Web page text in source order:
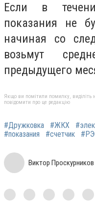
Если в
показания не
начиная со
возьмут
предыдущего
Якщо ви помітили помилку, виділіть
повідомити про це редакцію
#Дружковка #ЖКХ
#показания
#счетчик
Виктор Проскурников